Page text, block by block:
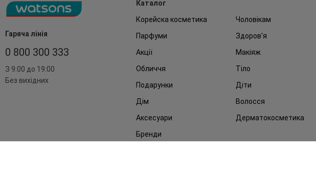
Гаряча лінія
0 800 300 333
З 9:00 до 19:00
Без вихідних
Каталог
Корейска косметика
Чоловікам
Парфуми
Здоров'я
Акції
Макіяж
Обличчя
Тіло
Подарунки
Діти
Дім
Волосся
Аксесуари
Дерматокосметика
Бренди